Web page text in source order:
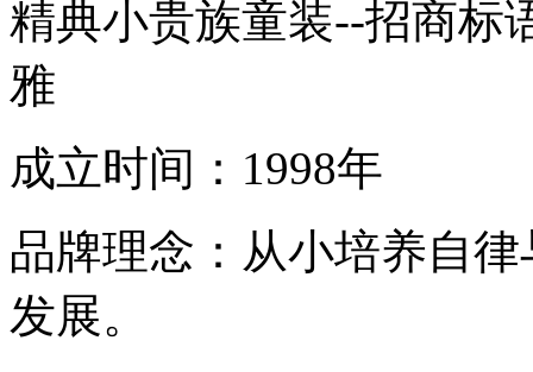
精典小贵族童装--招商标
雅
成立时间：1998年
品牌理念：从小培养自
发展。